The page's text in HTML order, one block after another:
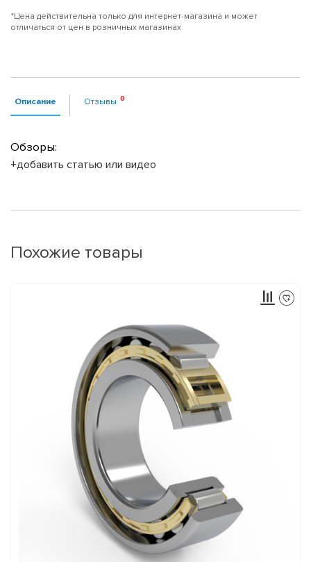
*Цена действительна только для интернет-магазина и может
отличаться от цен в розничных магазинах
Описание Отзывы
Обзоры:
+добавить статью или видео
Похожие товары